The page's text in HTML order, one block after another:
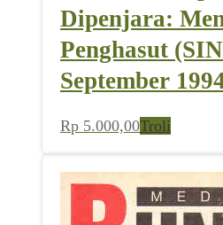
Dipenjara:
Penghasut
September
Rp 5.000,00Troli